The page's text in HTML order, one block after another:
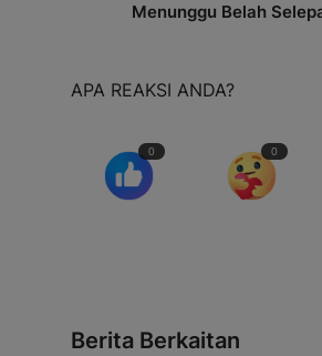
Menunggu Belah
APA REAKSI ANDA?
0 0
Berita Berkaitan